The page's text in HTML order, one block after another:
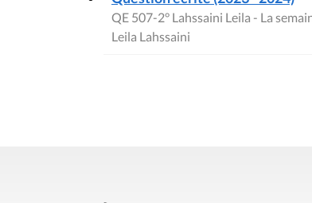
QE 507-2° Lahssaini Leila - La
Leila Lahssaini